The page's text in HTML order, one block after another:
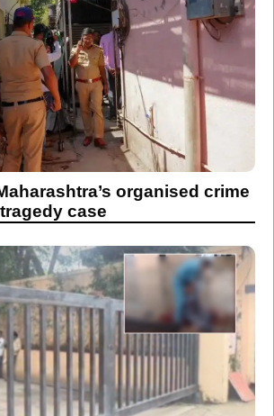
organised crime
case